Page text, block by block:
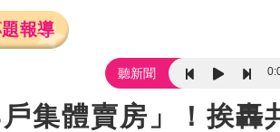
報導
聽新聞
集體賣房」！挨